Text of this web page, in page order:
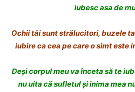
iubesc asa de
Ochii tăi sunt strălucitori, buzele
iubire ca cea pe care o simteste
Deși corpul meu va înceta să te
nu uita că sufletul și inima mea